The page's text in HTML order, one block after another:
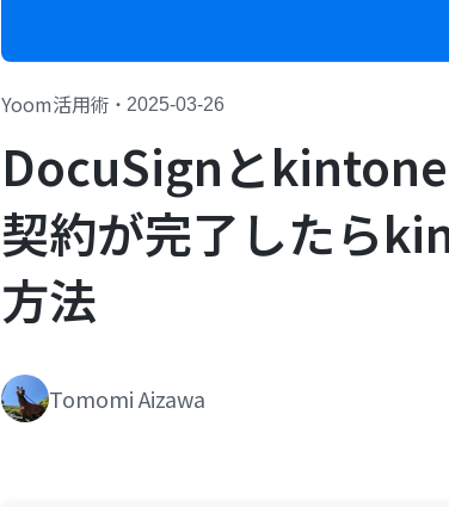
Yoom活用術 ・ 2025-03-26
DocuSignと
契約が完了したら
方法
Tomomi Aizawa